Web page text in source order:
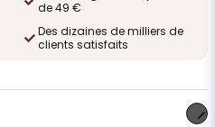
de 49 €
Des dizaines de milliers de
clients satisfaits